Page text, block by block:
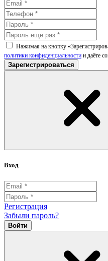
Нажимая на кнопку
политики конфиденциальности и даёте
Зарегистрироваться
Вход
Регистрация
Забыли пароль?
Войти